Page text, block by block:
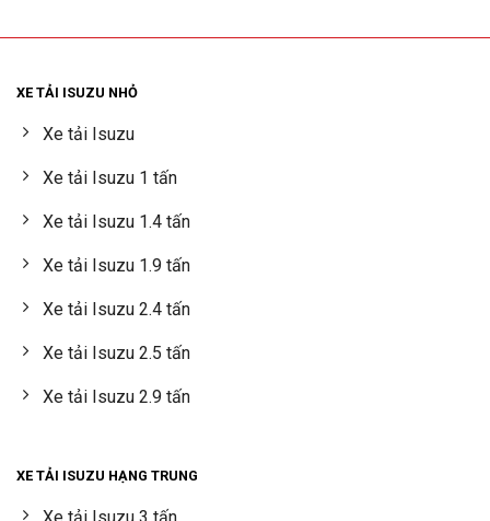
XE TẢI ISUZU NHỎ
Xe tải Isuzu
Xe tải Isuzu 1 tấn
Xe tải Isuzu 1.4 tấn
Xe tải Isuzu 1.9 tấn
Xe tải Isuzu 2.4 tấn
Xe tải Isuzu 2.5 tấn
Xe tải Isuzu 2.9 tấn
XE TẢI ISUZU HẠNG TRUNG